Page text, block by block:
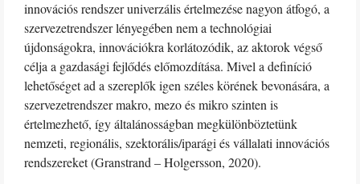
innovációs rendszer univerzális értelmezése nagyon átfogó, a
szervezetrendszer lényegében nem a technológiai
újdonságokra, innovációkra korlátozódik, az aktorok végső
célja a gazdasági fejlődés előmozdítása. Mivel a definíció
lehetőséget ad a szereplők igen széles körének bevonására, a
szervezetrendszer makro, mezo és mikro szinten is
értelmezhető, így általánosságban megkülönböztetünk
nemzeti, regionális, szektorális/iparági és vállalati innovációs
rendszereket (Granstrand – Holgersson, 2020).